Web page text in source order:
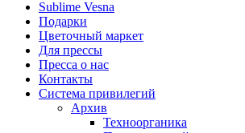
Sublime Vesna
Подарки
Цветочный маркет
Для прессы
Пресса о нас
Контакты
Система привилегий
Архив
Техноорганика